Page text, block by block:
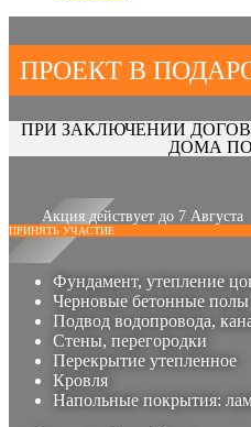
ПРОЕКТ В
ПРИ ЗАКЛЮЧЕНИИ
ДОМА
Акция действует до 7 Августа
ПРИНЯТЬ УЧАСТИЕ
Фундамент, утепление
Черновые бетонные полы
Подвод водопровода,
Стены, перегородки
Перекрытие утепленное
Кровля
Напольные покрытия: